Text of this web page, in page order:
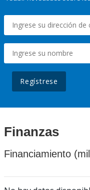
Regístrese
Finanzas
Financiamiento